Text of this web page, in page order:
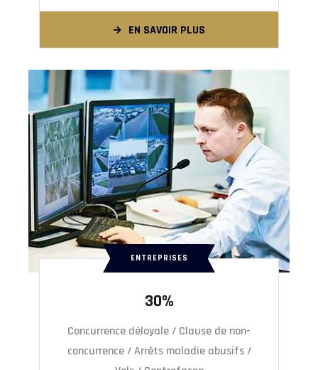
EN SAVOIR PLUS
ENTREPRISES
30%
Concurrence déloyale / Clause de non-
concurrence / Arrêts maladie abusifs /